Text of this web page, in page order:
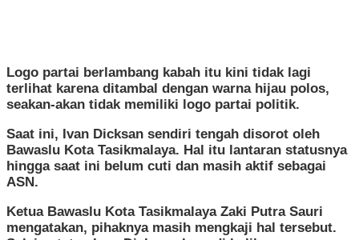
Logo partai berlambang kabah itu kini tidak lagi
terlihat karena ditambal dengan warna hijau polos,
seakan-akan tidak memiliki logo partai politik.
Saat ini, Ivan Dicksan sendiri tengah disorot oleh
Bawaslu Kota Tasikmalaya. Hal itu lantaran statusnya
hingga saat ini belum cuti dan masih aktif sebagai
ASN.
Ketua Bawaslu Kota Tasikmalaya Zaki Putra Sauri
mengatakan, pihaknya masih mengkaji hal tersebut.